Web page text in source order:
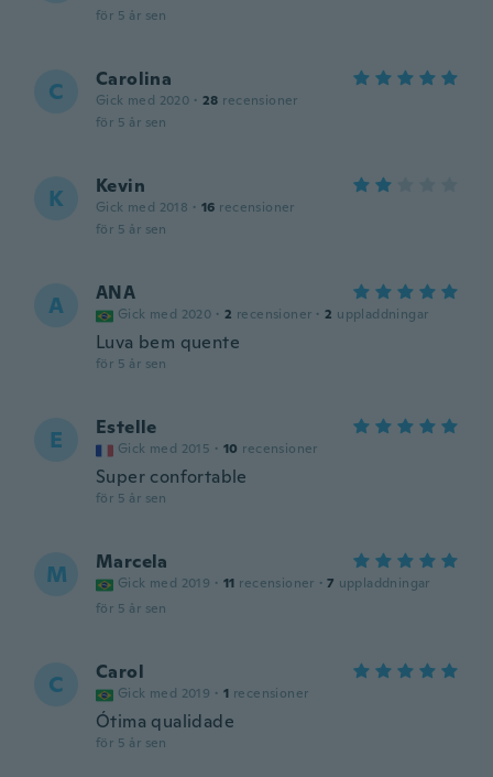
för 5 år sen
C Carolina
Gick med 2020 · 28 recensioner
för 5 år sen
K Kevin
Gick med 2018 · 16 recensioner
för 5 år sen
A ANA
Gick med 2020 · 2 recensioner · 2 uppladdningar
Luva bem quente
för 5 år sen
E Estelle
Gick med 2015 · 10 recensioner
Super confortable
för 5 år sen
M Marcela
Gick med 2019 · 11 recensioner · 7 uppladdningar
för 5 år sen
C Carol
Gick med 2019 · 1 recensioner
Ótima qualidade
för 5 år sen